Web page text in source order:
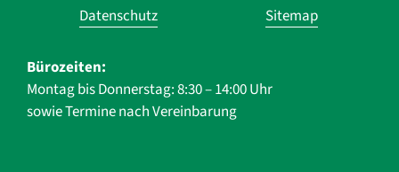
Datenschutz
Sitemap
Bürozeiten:
Montag bis Donnerstag: 8:30 – 14:00 Uhr
sowie Termine nach Vereinbarung